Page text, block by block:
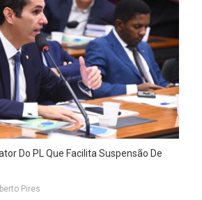
Do PL Que Facilita Suspensão De
Pires